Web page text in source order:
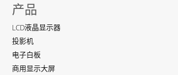
产品
LCD液晶显示器
投影机
电子白板
商用显示大屏